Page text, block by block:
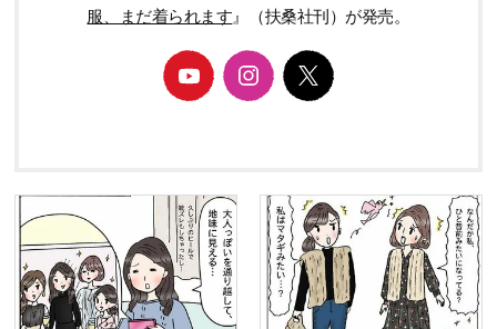
服、まだ着られます 』（扶桑社刊）が発売。